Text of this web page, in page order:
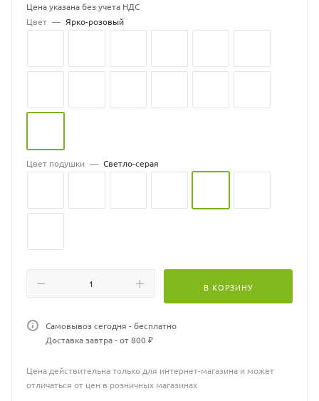
Цена указана без учета НДС
Цвет — Ярко-розовый
Цвет подушки — Светло-серая
В КОРЗИНУ
Самовывоз сегодня - бесплатно
Доставка завтра - от 800 ₽
Цена действительна только для интернет-магазина и может
отличаться от цен в розничных магазинах